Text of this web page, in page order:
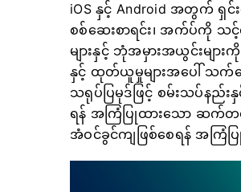
iOS နှင့် Android အတွက် ရှ
စစ်ဆေးစာရင်း၊ အက်ပ်ကို သ
များနှင့် ဘုံအမှားအယွင်းမျာ
နှင့် ထုတ်ယူမှုများအပေါ် သက်
သရုပ်ပြမုဒ်ဖြင့် စမ်းသပ်နည်း
ရန် အကြံပြုထားသော ဆက်
အံဝင်ခွင်ကျဖြစ်စေရန် အကြံ